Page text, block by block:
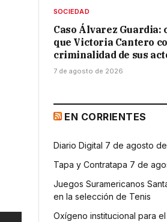
SOCIEDAD
Caso Álvarez
que Victoria Cantero
criminalidad de sus
7 de agosto de 2026
EN CORRIENTES
Diario Digital 7 de agosto
Tapa y Contratapa 7 de
Juegos Suramericanos
en la selección de Tenis
Oxígeno institucional para el